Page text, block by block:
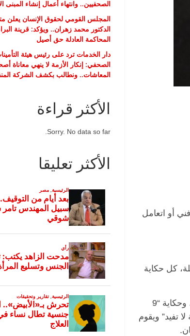
أو اتعامل
المتصلة، كل حكاية
ويضم العمل حكايات “سحر وشعوذة” و”ساندى كراش” ويشارك في بطولتهما محمد كيلانى، وحكاية “9
تفيد” ويقوم
الصحفيين.. وانتهاء أعمال إنشاء المبنى
المجلس القومي لحقوق الإنسان يعلن
الدكتور محمد زهران.. ويؤكد: قرينة
المحاكمة العادلة حق أصيل
دار الخدمات ترد على رئيس هيئة
الصحفي: إنكار الأزمة لا ينهي معاناة
المعاشات.. ونطالب بكشف الشركة
الأكثر قراءة
Sorry. No data so far.
الأكثر تعليقا